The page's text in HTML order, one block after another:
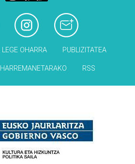
LEGE OHARRA PUBLIZITATEA
HARREMANETARAKO RSS